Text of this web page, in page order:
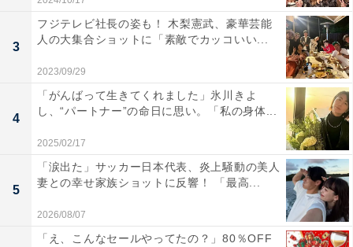
3
フジテレビ社長の姿も！ 木梨憲武、豪華芸能
人の大集合ショットに「素敵でカッコいい...
2023/09/29
4
「がんばって生きてくれました」氷川きよ
し、“パートナー”の命日に思い。「私の身体...
2025/02/17
5
「涙出た」サッカー日本代表、炎上騒動の美人
妻との幸せ家族ショットに反響！ 「最高...
2026/08/07
「え、こんなセールやってたの？」80％OFF